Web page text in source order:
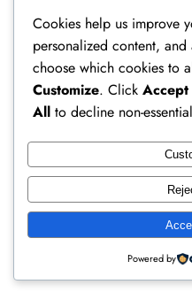
Ferry Doedens | Public
Profile
Instagram
Facebook
X
Cookies help us improve
personalized content,
choose which cookies to
Customize. Click
All to decline non-
Powered by